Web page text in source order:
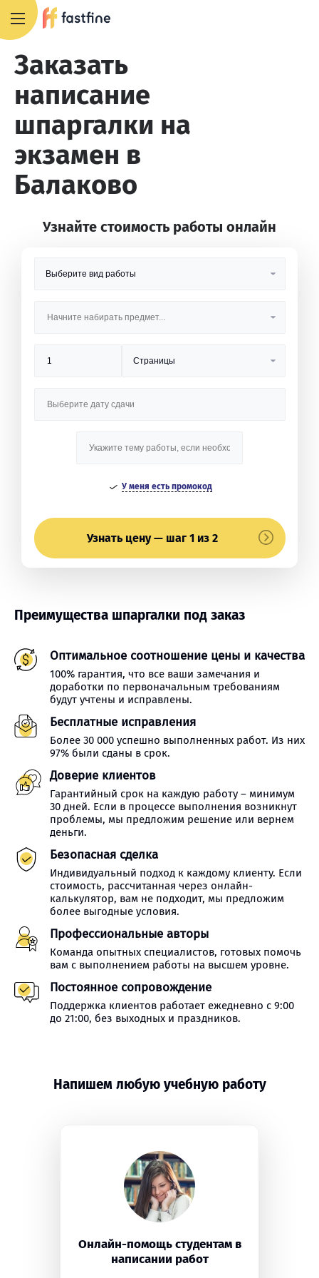
Заказать
написание
шпаргалки на
экзамен в
Балаково
Узнайте стоимость работы онлайн
У меня есть промокод
Узнать цену — шаг 1 из 2
Преимущества шпаргалки под заказ
Оптимальное соотношение цены и качества
100% гарантия, что все ваши замечания и
доработки по первоначальным требованиям
будут учтены и исправлены.
Бесплатные исправления
Более 30 000 успешно выполненных работ. Из них
97% были сданы в срок.
Доверие клиентов
Гарантийный срок на каждую работу – минимум
30 дней. Если в процессе выполнения возникнут
проблемы, мы предложим решение или вернем
деньги.
Безопасная сделка
Индивидуальный подход к каждому клиенту. Если
стоимость, рассчитанная через онлайн-
калькулятор, вам не подходит, мы предложим
более выгодные условия.
Профессиональные авторы
Команда опытных специалистов, готовых помочь
вам с выполнением работы на высшем уровне.
Постоянное сопровождение
Поддержка клиентов работает ежедневно с 9:00
до 21:00, без выходных и праздников.
Напишем любую учебную работу
Онлайн-помощь студентам в
написании работ